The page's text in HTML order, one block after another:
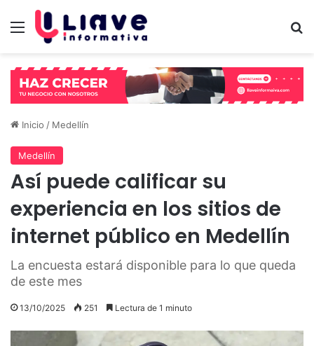
Menú
Inicio / Medellín
Medellín
Así puede calificar su
experiencia en los sitios de
internet público en Medellín
La encuesta estará disponible para lo que queda
de este mes
13/10/2025 251 Lectura de 1 minuto